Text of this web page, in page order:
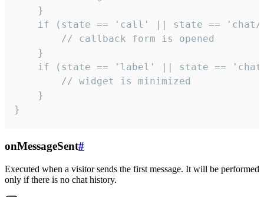
    }
if (state == 'call' || state ==
        // callback form is opened
    }
if (state == 'label' || state ==
        // widget is minimized
    }
}
onMessageSent#
Executed when a visitor sends the first message. It will be performed
only if there is no chat history.